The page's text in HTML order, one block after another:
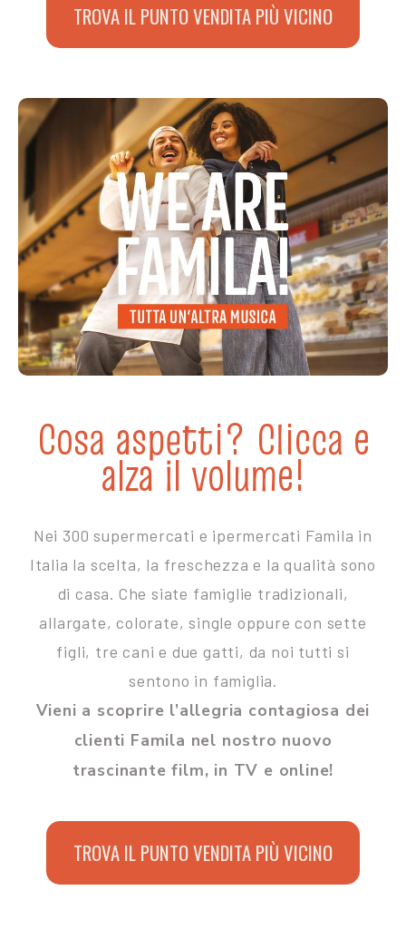
TROVA IL PUNTO VENDITA PIÙ VICINO
Cosa aspetti? Clicca e
alza il volume!
Nei 300 supermercati e ipermercati Famila in
Italia la scelta, la freschezza e la qualità sono
di casa. Che siate famiglie tradizionali,
allargate, colorate, single oppure con sette
figli, tre cani e due gatti, da noi tutti si
sentono in famiglia.
Vieni a scoprire l’allegria contagiosa dei
clienti Famila nel nostro nuovo
trascinante film, in TV e online!
TROVA IL PUNTO VENDITA PIÙ VICINO